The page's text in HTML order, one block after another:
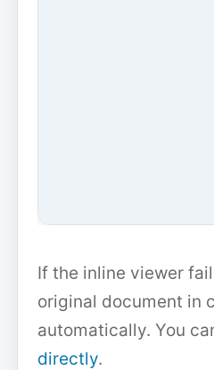
If the inline viewer
original document in
automatically. You
directly.